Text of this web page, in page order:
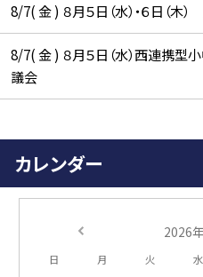
8/7( 金 ) ８月５日（水）・６日（
8/7( 金 ) ８月５日（水）西連携
議会
カレンダー
2026
日 月 火 水